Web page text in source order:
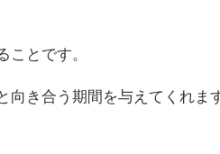
とです。
き合う期間を与えてくれます